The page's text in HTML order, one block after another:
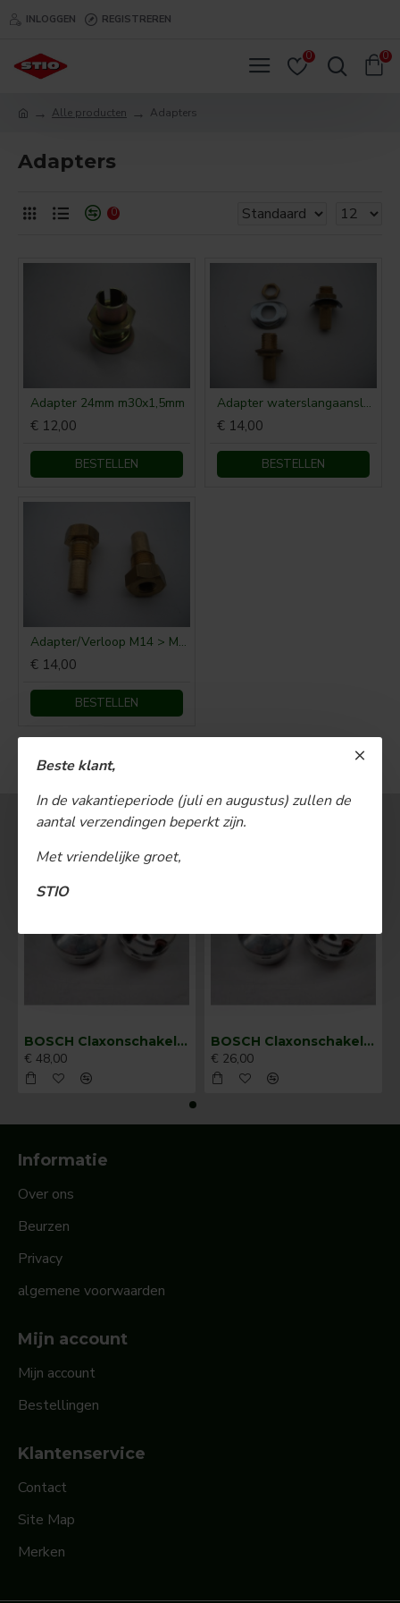
Beste klant,
In de vakantieperiode (juli en augustus) zullen de
aantal verzendingen beperkt zijn.
Met vriendelijke groet,
STIO
INLOGGEN REGISTREREN
0 0
Alle producten Adapters
Adapters
0
Adapter 24mm m30x1,5mm
€ 12,00
BESTELLEN
Adapter waterslangaansluiting
€ 14,00
BESTELLEN
Adapter/Verloop M14 > M10 voor thermometer
€ 14,00
BESTELLEN
U bent aan het einde van de lijst gekomen.
MEEST BEKEKEN
BOSCH Claxonschakelaar opbouw ⌀ 35 mm 0343013001
€ 48,00
BOSCH Claxonschakelaar opbouw ⌀26 mm 0343007001
€ 26,00
Informatie
Over ons
Beurzen
Privacy
algemene voorwaarden
Mijn account
Mijn account
Bestellingen
Klantenservice
Contact
Site Map
Merken